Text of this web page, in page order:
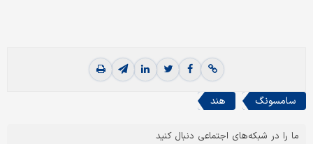
سامسونگ هند
ما را در شبکه‌های اجتماعی دنبال کنید